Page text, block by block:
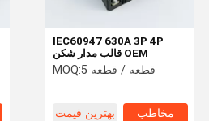
IEC60947 630A 3P 4P
قالب مدار شکن OEM
MOQ: 5 قطعه / قطعه
بهترین قیمت مخاطب